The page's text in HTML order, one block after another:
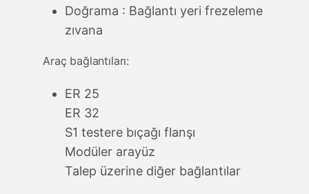
Doğrama : Bağlantı yeri frezeleme
zıvana
Araç bağlantıları:
ER 25
ER 32
S1 testere bıçağı flanşı
Modüler arayüz
Talep üzerine diğer bağlantılar